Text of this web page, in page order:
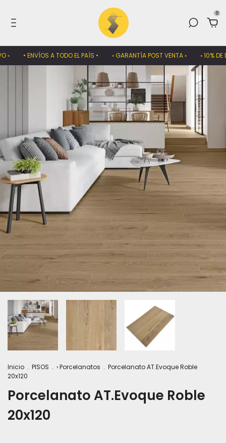
0
• ENVÍOS A TODO EL PAÍS • ◦ GARANTÍA POST VENTA ◦ ◦ 10% DE
Inicio . PISOS . › Porcelanatos . Porcelanato AT.Evoque Roble
20x120
Porcelanato AT.Evoque Roble
20x120